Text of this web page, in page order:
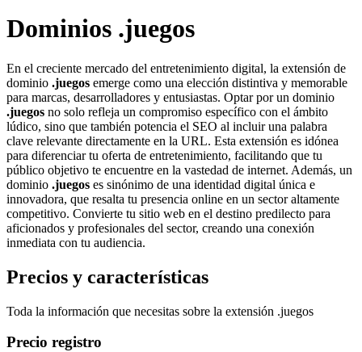
Dominios .juegos
En el creciente mercado del entretenimiento digital, la extensión de
dominio .juegos emerge como una elección distintiva y memorable
para marcas, desarrolladores y entusiastas. Optar por un dominio
.juegos no solo refleja un compromiso específico con el ámbito
lúdico, sino que también potencia el SEO al incluir una palabra
clave relevante directamente en la URL. Esta extensión es idónea
para diferenciar tu oferta de entretenimiento, facilitando que tu
público objetivo te encuentre en la vastedad de internet. Además, un
dominio .juegos es sinónimo de una identidad digital única e
innovadora, que resalta tu presencia online en un sector altamente
competitivo. Convierte tu sitio web en el destino predilecto para
aficionados y profesionales del sector, creando una conexión
inmediata con tu audiencia.
Precios y características
Toda la información que necesitas sobre la extensión .juegos
Precio registro